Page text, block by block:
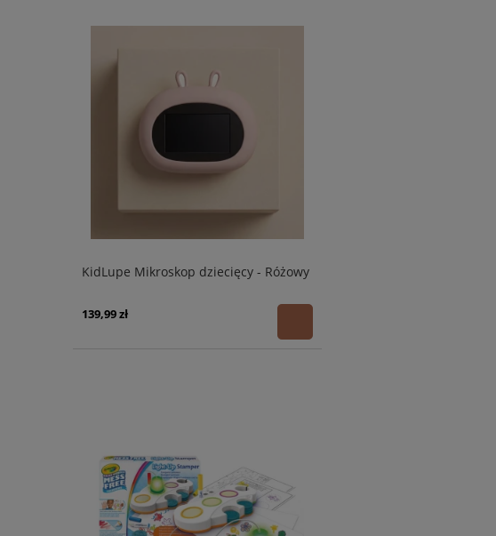
KidLupe Mikroskop dziecięcy - Różowy
139,99 zł